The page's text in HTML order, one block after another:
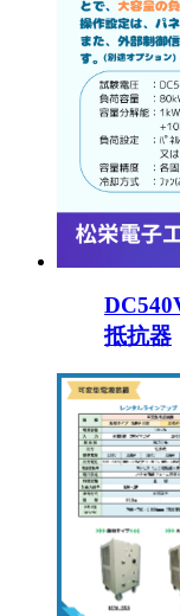
抵抗器